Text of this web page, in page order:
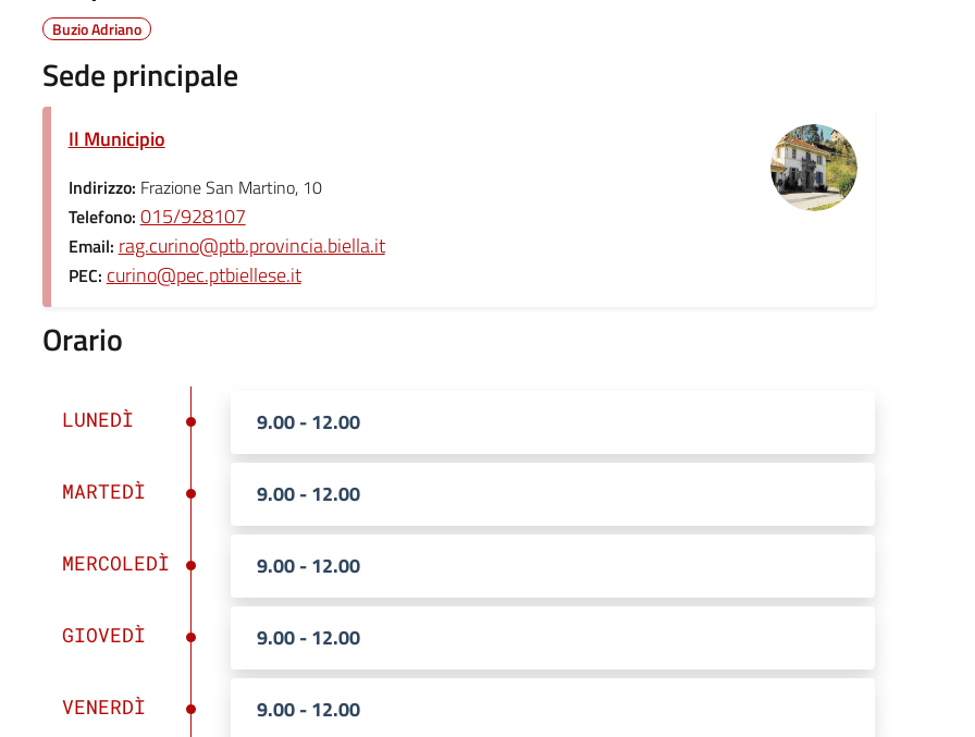
Buzio Adriano
Sede principale
Il Municipio
Indirizzo: Frazione San Martino, 10
Telefono: 015/928107
Email: rag.curino@ptb.provincia.biella.it
PEC: curino@pec.ptbiellese.it
Orario
LUNEDÌ 9.00 - 12.00
MARTEDÌ 9.00 - 12.00
MERCOLEDÌ 9.00 - 12.00
GIOVEDÌ 9.00 - 12.00
VENERDÌ 9.00 - 12.00